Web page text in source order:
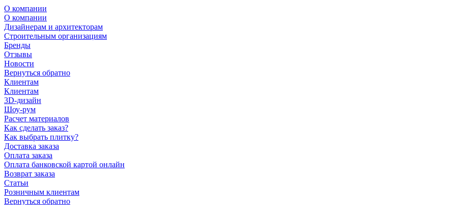
О компании
О компании
Дизайнерам и архитекторам
Строительным организациям
Бренды
Отзывы
Новости
Вернуться обратно
Клиентам
Клиентам
3D-дизайн
Шоу-рум
Расчет материалов
Как сделать заказ?
Как выбрать плитку?
Доставка заказа
Оплата заказа
Оплата банковской картой онлайн
Возврат заказа
Статьи
Розничным клиентам
Вернуться обратно